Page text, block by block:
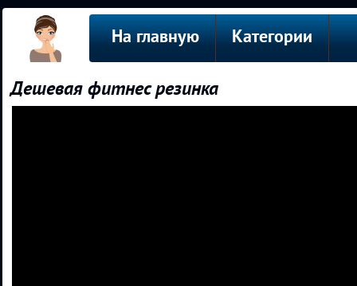
На главную Категории
Дешевая фитнес резинка